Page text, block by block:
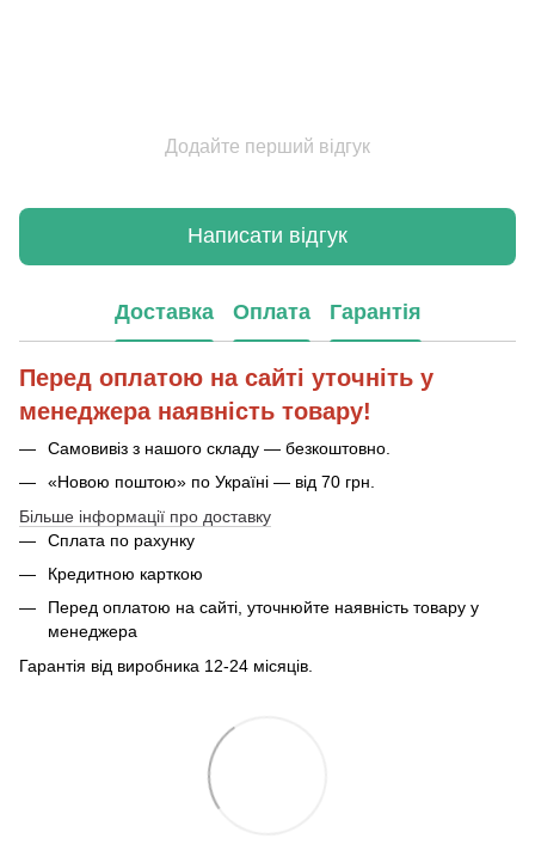
Додайте перший відгук
Написати відгук
Доставка Оплата Гарантія
Перед оплатою на сайті уточніть у
менеджера наявність товару!
Самовивіз з нашого складу — безкоштовно.
«Новою поштою» по Україні — від 70 грн.
Більше інформації про доставку
Сплата по рахунку
Кредитною карткою
Перед оплатою на сайті, уточнюйте наявність товару у
менеджера
Гарантія від виробника 12-24 місяців.